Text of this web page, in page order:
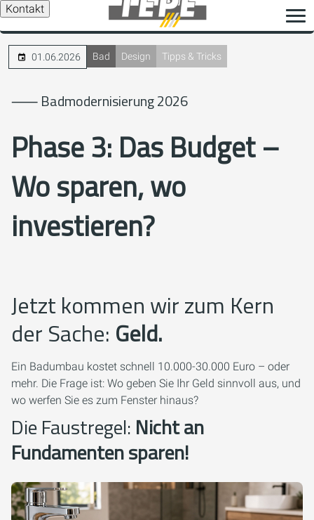
Kontakt
01.06.2026 Bad Design Tipps & Tricks
⸺ Badmodernisierung 2026
Phase 3: Das Budget –
Wo sparen, wo
investieren?
Jetzt kommen wir zum Kern
der Sache: Geld.
Ein Badumbau kostet schnell 10.000-30.000 Euro – oder
mehr. Die Frage ist: Wo geben Sie Ihr Geld sinnvoll aus, und
wo werfen Sie es zum Fenster hinaus?
Die Faustregel: Nicht an
Fundamenten sparen!